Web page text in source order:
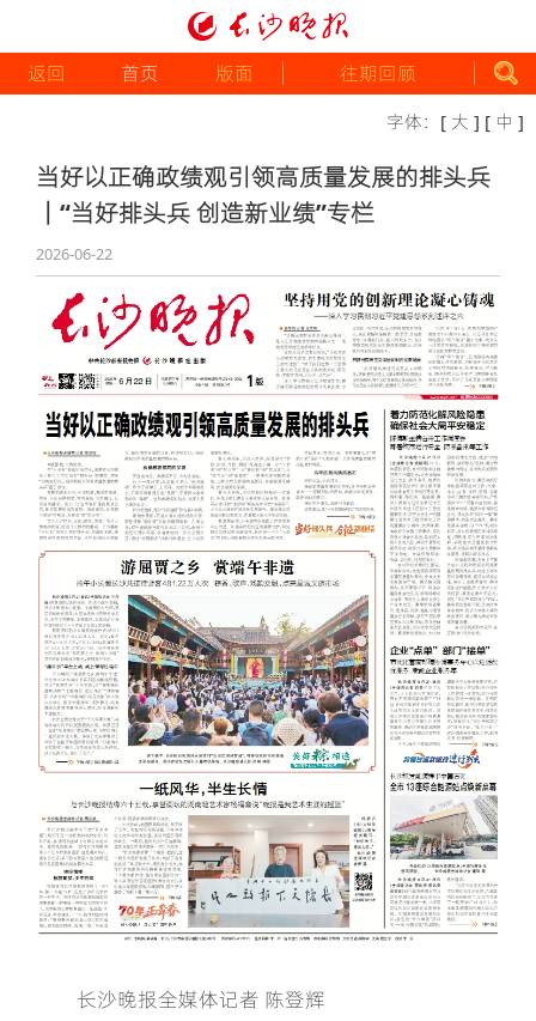
返回 首页 版面 往期回顾
字体： [ 大 ] [ 中 ]
当好以正确政绩观引领高质量发展的排头兵
｜“当好排头兵 创造新业绩”专栏
2026-06-22
长沙晚报全媒体记者 陈登辉